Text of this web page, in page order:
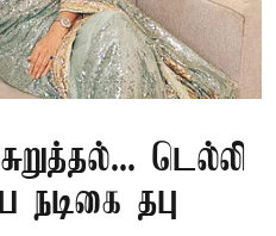
டெல்லி
தபு